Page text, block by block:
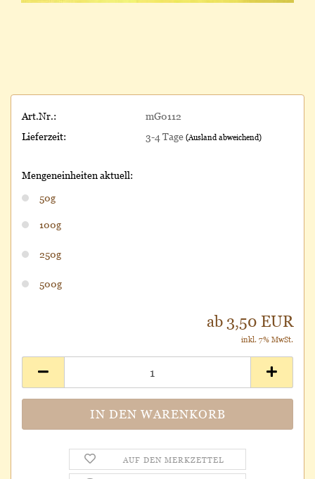
Art.Nr.:
mG0112
Lieferzeit:
3-4 Tage (Ausland abweichend)
Mengeneinheiten aktuell:
50g
100g
250g
500g
ab 3,50 EUR
inkl. 7% MwSt.
AUF DEN MERKZETTEL